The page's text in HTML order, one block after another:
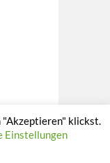
"Akzeptieren" klickst.
Einstellungen